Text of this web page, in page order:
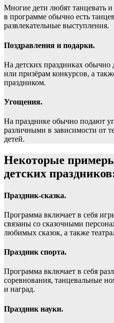
Многие дети любят танцевать
в программе обычно есть
развлекательные выступления.
Поздравления и подарки.
На детских праздниках
или призёрам конкурсов, а
праздником.
Угощения.
На празднике обычно подают
различными в зависимости от
детей.
Некоторые
детских
Праздник-сказка.
Программа включает в себя
связаны со сказочными
любимых сказок, а также
Праздник спорта.
Программа включает в себя
соревнования, танцевальные
и наград.
Праздник науки.